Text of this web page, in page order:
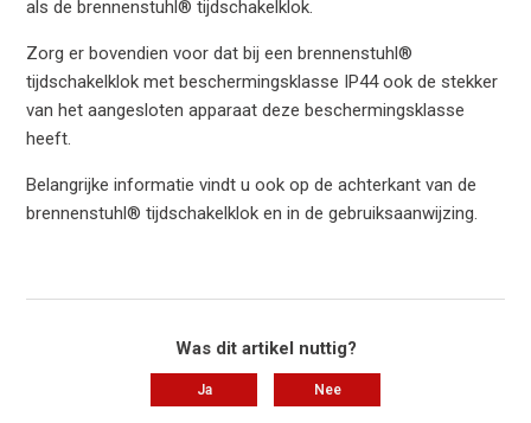
als de brennenstuhl® tijdschakelklok.
Zorg er bovendien voor dat bij een brennenstuhl®
tijdschakelklok met beschermingsklasse IP44 ook de stekker
van het aangesloten apparaat deze beschermingsklasse
heeft.
Belangrijke informatie vindt u ook op de achterkant van de
brennenstuhl® tijdschakelklok en in de gebruiksaanwijzing.
Was dit artikel nuttig?
Ja Nee